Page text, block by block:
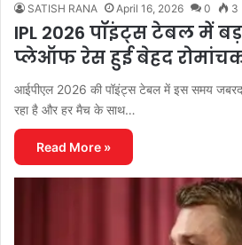
SATISH RANA April 16, 2026 0 3
IPL 2026 पॉइंट्स टेबल में
प्लेऑफ रेस हुई बेहद
आईपीएल 2026 की पॉइंट्स टेबल में इस समय
रहा है और हर मैच के साथ…
Read More »